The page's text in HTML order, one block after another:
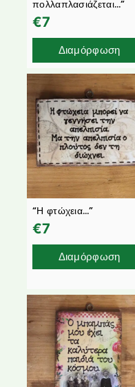
πολλαπλασιάζεται…”
€7
Διαμόρφωση
“Η φτώχεια…”
€7
Διαμόρφωση